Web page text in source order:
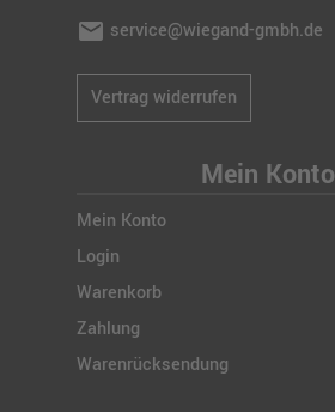
mail service@wiegand-gmbh.de
Vertrag widerrufen
Mein Konto
Mein Konto
Login
Warenkorb
Zahlung
Warenrücksendung